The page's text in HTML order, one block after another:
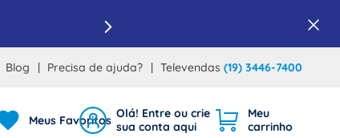
Blog Precisa de ajuda? Televendas (19) 3446-7400
Meus Favoritos